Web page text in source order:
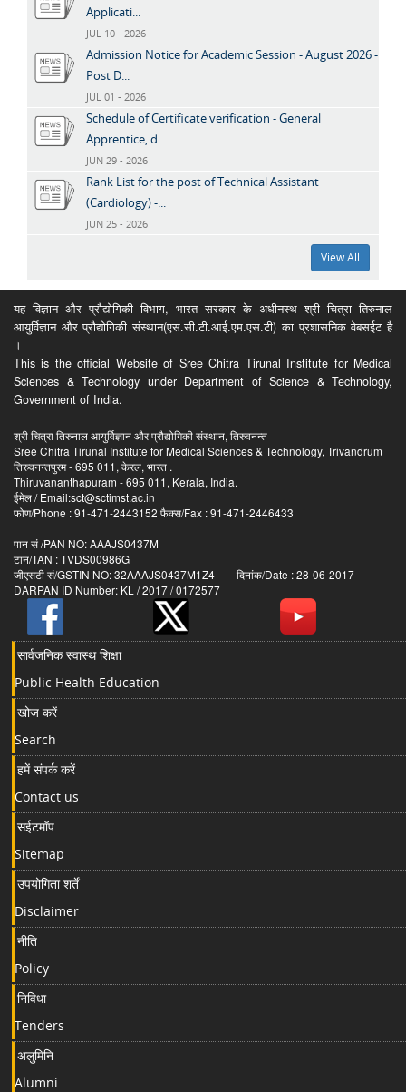
Applicati...
JUL 10 - 2026
Admission Notice for Academic Session - August 2026 -
Post D...
JUL 01 - 2026
Schedule of Certificate verification - General
Apprentice, d...
JUN 29 - 2026
Rank List for the post of Technical Assistant
(Cardiology) -...
JUN 25 - 2026
View All
यह विज्ञान और प्रौद्योगिकी विभाग, भारत सरकार के अधीनस्थ श्री चित्रा तिरुनाल
आयुर्विज्ञान और प्रौद्योगिकी संस्थान(एस.सी.टी.आई.एम.एस.टी) का प्रशासनिक वेबसईट है
।
This is the official Website of Sree Chitra Tirunal Institute for Medical
Sciences & Technology under Department of Science & Technology,
Government of India.
श्री चित्रा तिरुनाल आयुर्विज्ञान और प्रौद्योगिकी संस्थान, तिरुवनन्त
Sree Chitra Tirunal Institute for Medical Sciences & Technology, Trivandrum
तिरुवनन्तपुरम - 695 011, केरल, भारत .
Thiruvananthapuram - 695 011, Kerala, India.
ईमेल / Email:sct@sctimst.ac.in
फोण/Phone : 91-471-2443152 फैक्स/Fax : 91-471-2446433
पान सं /PAN NO: AAAJS0437M
टान/TAN : TVDS00986G
जीएसटी सं/GSTIN NO: 32AAAJS0437M1Z4 दिनांक/Date : 28-06-2017
DARPAN ID Number: KL / 2017 / 0172577
सार्वजनिक स्वास्थ शिक्षा
Public Health Education
खोज करें
Search
हमें संपर्क करें
Contact us
सईटमॉप
Sitemap
उपयोगिता शर्तें
Disclaimer
नीति
Policy
निविधा
Tenders
अलुमिनि
Alumni